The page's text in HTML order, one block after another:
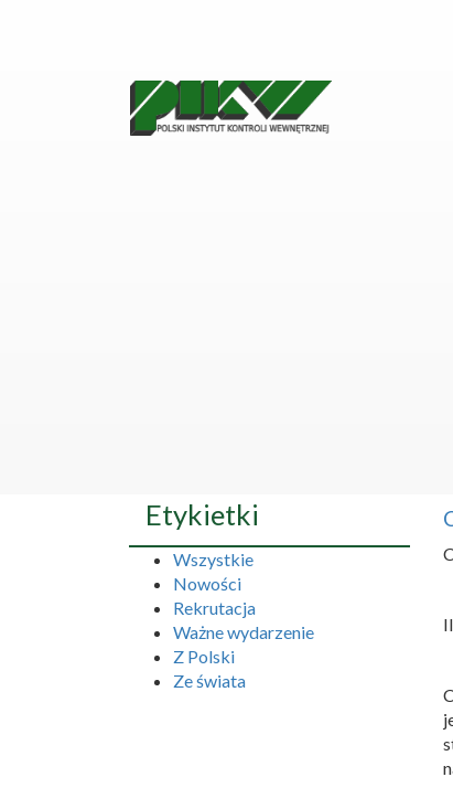
Etykietki
Wszystkie
Nowości
Rekrutacja
Ważne wydarzenie
Z Polski
Ze świata